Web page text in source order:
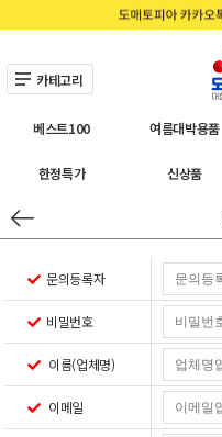
카테고리
베스트100 여름대박용품
한정특가 신상품
문의등록자
비밀번호
이름(업체명)
이메일